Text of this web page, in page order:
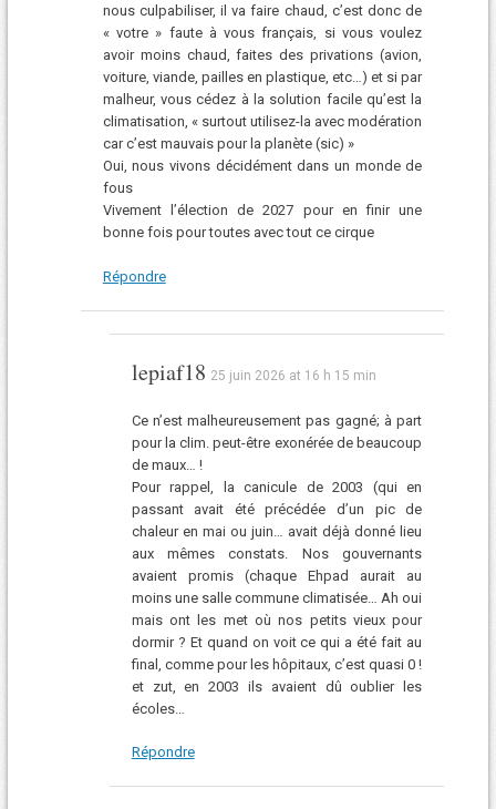
nous culpabiliser, il va faire chaud, c’est donc de
« votre » faute à vous français, si vous voulez
avoir moins chaud, faites des privations (avion,
voiture, viande, pailles en plastique, etc…) et si par
malheur, vous cédez à la solution facile qu’est la
climatisation, « surtout utilisez-la avec modération
car c’est mauvais pour la planète (sic) »
Oui, nous vivons décidément dans un monde de
fous
Vivement l’élection de 2027 pour en finir une
bonne fois pour toutes avec tout ce cirque
Répondre
lepiaf18 25 juin 2026 at 16 h 15 min
Ce n’est malheureusement pas gagné; à part
pour la clim. peut-être exonérée de beaucoup
de maux… !
Pour rappel, la canicule de 2003 (qui en
passant avait été précédée d’un pic de
chaleur en mai ou juin… avait déjà donné lieu
aux mêmes constats. Nos gouvernants
avaient promis (chaque Ehpad aurait au
moins une salle commune climatisée… Ah oui
mais ont les met où nos petits vieux pour
dormir ? Et quand on voit ce qui a été fait au
final, comme pour les hôpitaux, c’est quasi 0 !
et zut, en 2003 ils avaient dû oublier les
écoles…
Répondre